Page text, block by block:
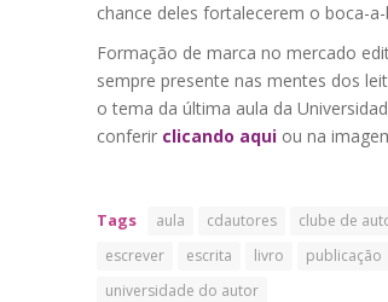
chance deles fortalecerem o boca-
Formação de marca no mercado
sempre presente nas mentes dos
o tema da última aula da
conferir clicando aquiou na
Tags aula cdautores clube de
escrever
escrita livro publicação
universidade do autor